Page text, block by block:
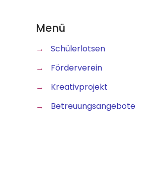
Menü
→
Schülerlotsen
→
Förderverein
→
Kreativprojekt
→
Betreuungsangebote